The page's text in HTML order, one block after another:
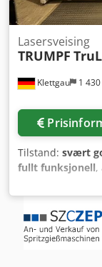
Klettgau 1
Lasersveising
TRUMPF
Tilstand: svært
fullt funksjonell,
denne svært
1000
driftstimer.
Trumpf. Sist
under strøm og